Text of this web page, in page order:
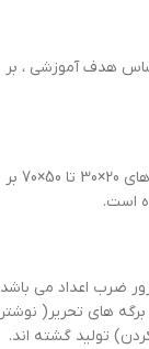
هدف آموزشی ، بر
‌پوسترهای جدول ضرب برای نصب بر روی دیوار با اندازه های 20×30 تا 50×70 بر
است.
ضرب اعداد می
برگه های تحریر(
تولید گشته اند.